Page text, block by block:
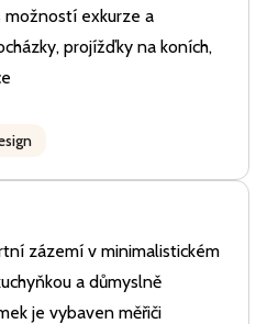
možností exkurze a
projížďky na koních,
zázemí v minimalistickém
a důmyslně
je vybaven měřiči